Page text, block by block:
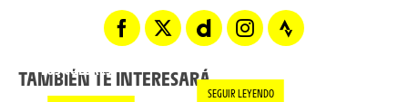
TAMBIÉN TE INTERESARÁ...
LOS COLORES
SEGUIR LEYENDO